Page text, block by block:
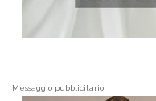
Messaggio pubblicitario